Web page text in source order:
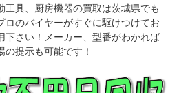
工具、厨房機器の買取は茨城県でも
ロのバイヤーがすぐに駆けつけてお
下さい！メーカー、型番がわかれば
提示も可能です！